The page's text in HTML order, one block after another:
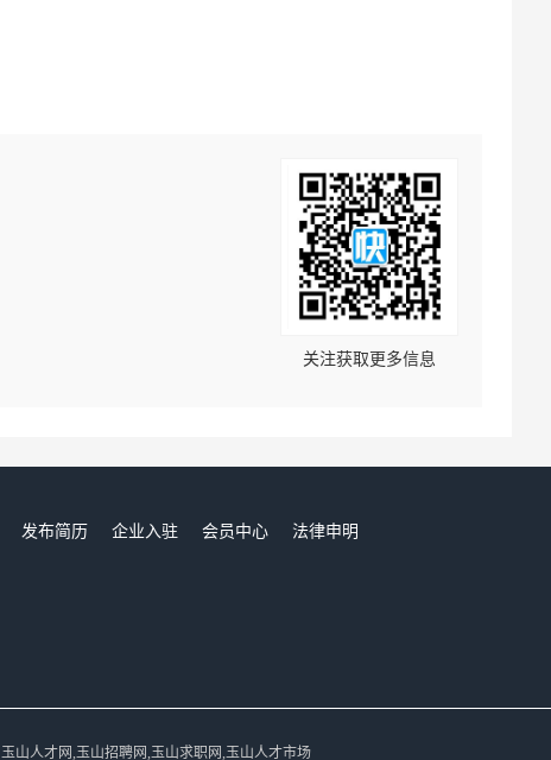
关注获取更多信息
发布简历 企业入驻 会员中心
法律申明
玉山人才网,玉山招聘网,玉山求职网,玉山人才市场